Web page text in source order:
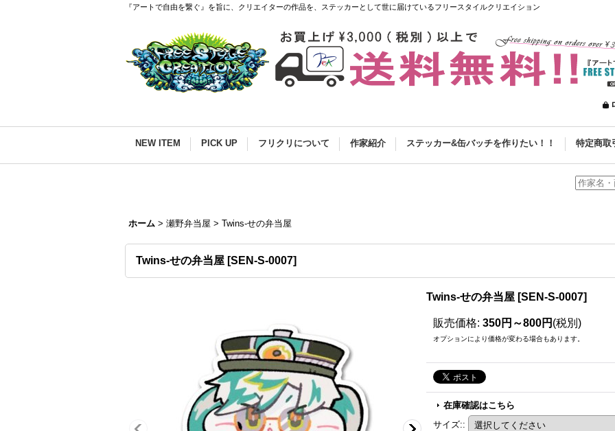
『アートで自由を繋ぐ』を旨に、クリエイターの作品を、ステッカーとして世に届けているフリースタイルクリエイション
NEW ITEM PICK UP フリクリについて 作家紹介 ステッカー&缶バッチを作りたい！！ 特定商取
ホーム > 瀬野弁当屋 > Twins-せの弁当屋
Twins-せの弁当屋 [SEN-S-0007]
Twins-せの弁当屋 [SEN-S-0007]
販売価格: 350円～800円 (税別)
オプションにより価格が変わる場合もあります。
在庫確認はこちら
サイズ::